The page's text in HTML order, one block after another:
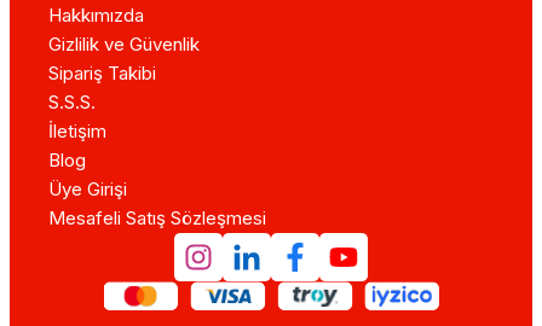
Hakkımızda
Gizlilik ve Güvenlik
Sipariş Takibi
S.S.S.
İletişim
Blog
Üye Girişi
Mesafeli Satış Sözleşmesi